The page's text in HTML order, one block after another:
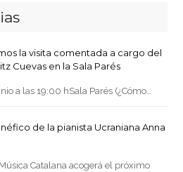
la visita comentada a cargo del
Cuevas en la Sala Parés
a las 19:00 hSala Parés (¿Cómo…
de la pianista Ucraniana Anna
Catalana acogerá el próximo